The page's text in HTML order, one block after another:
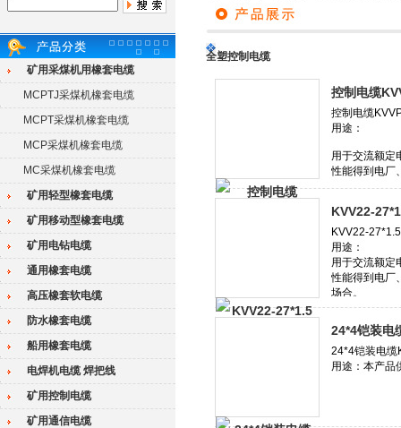
矿用采煤机用橡套电缆
MCPTJ采煤机橡套电缆
MCPT采煤机橡套电缆
MCP采煤机橡套电缆
MC采煤机橡套电缆
矿用轻型橡套电缆
矿用移动型橡套电缆
矿用电钻电缆
通用橡套电缆
高压橡套软电缆
防水橡套电缆
船用橡套电缆
电焊机电缆 焊把线
矿用控制电缆
矿用通信电缆
全塑控制电缆
控制电缆
KVV22-
24*4铠装电